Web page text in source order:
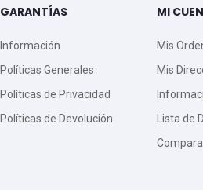
GARANTÍAS
Información
Políticas Generales
Políticas de Privacidad
Políticas de Devolución
MI
Mis
Mis
Lista de